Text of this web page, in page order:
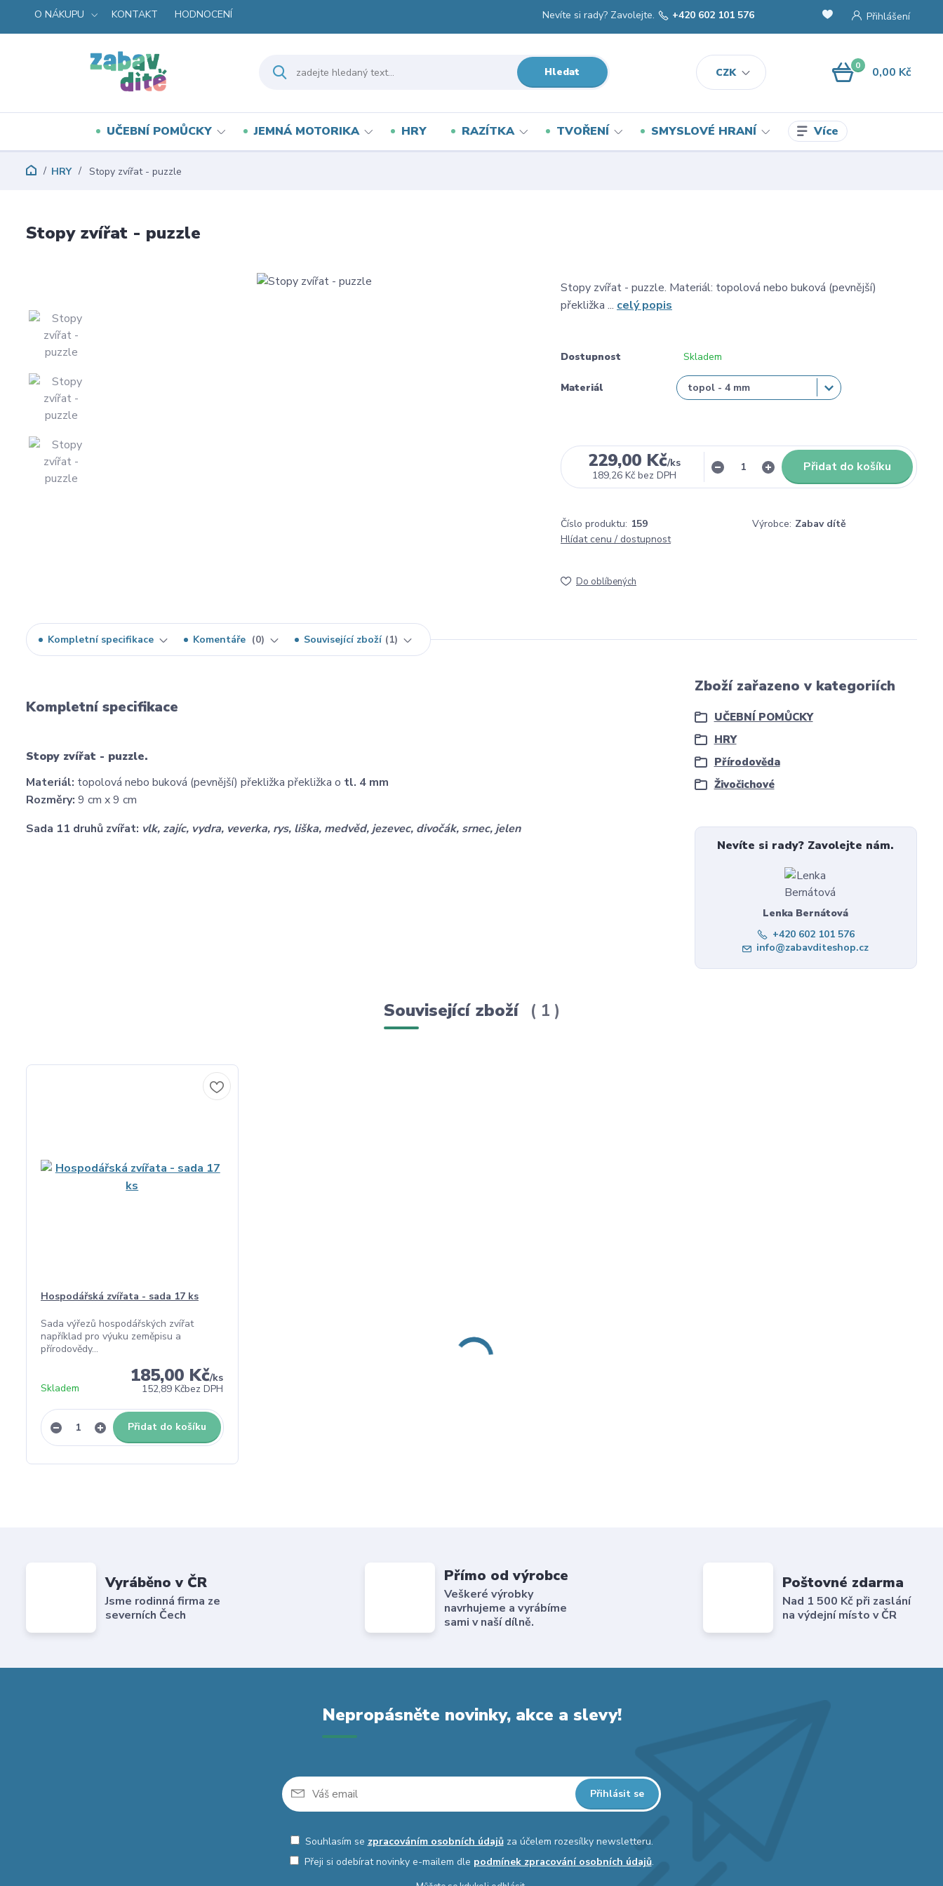
O NÁKUPU KONTAKT HODNOCENÍ
CZK
Přihlášení
Hledat
Nevíte si rady? Zavolejte. +420 602 101 576
0 0,00 Kč
UČEBNÍ POMŮCKY JEMNÁ MOTORIKA HRY RAZÍTKA TVOŘENÍ SMYSLOVÉ HRANÍ Více
HRY Stopy zvířat - puzzle
Stopy zvířat - puzzle
Stopy zvířat - puzzle. Materiál: topolová nebo buková (pevnější)
překližka ... celý popis
Dostupnost Skladem
Materiál
229,00 Kč/ks
189,26 Kč bez DPH
Přidat do košíku
Číslo produktu: 159 Výrobce: Zabav dítě
Hlídat cenu / dostupnost
Do oblíbených
Kompletní specifikace Komentáře 0 Související zboží 1
Kompletní specifikace
Stopy zvířat - puzzle.
Materiál: topolová nebo buková (pevnější) překližka překližka o tl. 4 mm
Rozměry: 9 cm x 9 cm
Sada 11 druhů zvířat: vlk, zajíc, vydra, veverka, rys, liška, medvěd, jezevec, divočák, srnec, jelen
Zboží zařazeno v kategoriích
UČEBNÍ POMŮCKY
HRY
Přírodověda
Živočichové
Nevíte si rady? Zavolejte nám.
Lenka Bernátová
+420 602 101 576
info@zabavditeshop.cz
Související zboží 1
Hospodářská zvířata - sada 17 ks
Sada výřezů hospodářských zvířat
například pro výuku zeměpisu a
přírodovědy...
185,00 Kč/ks
152,89 Kčbez DPH
Skladem
Přidat do košíku
Vyráběno v ČR
Jsme rodinná firma ze
severních Čech
Přímo od výrobce
Veškeré výrobky
navrhujeme a vyrábíme
sami v naší dílně.
Poštovné zdarma
Nad 1 500 Kč při zaslání
na výdejní místo v ČR
Nepropásněte novinky, akce a slevy!
Přihlásit se
Souhlasím se zpracováním osobních údajůza účelem rozesílky newsletteru.
Přeji si odebírat novinky e-mailem dle podmínek zpracování osobních údajů.